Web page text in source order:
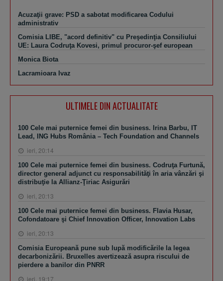
Acuzaţii grave: PSD a sabotat modificarea Codului
administrativ
Comisia LIBE, "acord definitiv" cu Preşedinţia Consiliului
UE: Laura Codruţa Kovesi, primul procuror-şef european
Monica Biota
Lacramioara Ivaz
ULTIMELE DIN ACTUALITATE
100 Cele mai puternice femei din business. Irina Barbu, IT
Lead, ING Hubs România – Tech Foundation and Channels
ieri, 20:14
100 Cele mai puternice femei din business. Codruţa Furtună,
director general adjunct cu responsabilităţi în aria vânzări şi
distribuţie la Allianz-Ţiriac Asigurări
ieri, 20:13
100 Cele mai puternice femei din business. Flavia Husar,
Cofondatoare şi Chief Innovation Officer, Innovation Labs
ieri, 20:13
Comisia Europeană pune sub lupă modificările la legea
decarbonizării. Bruxelles avertizează asupra riscului de
pierdere a banilor din PNRR
ieri, 19:17